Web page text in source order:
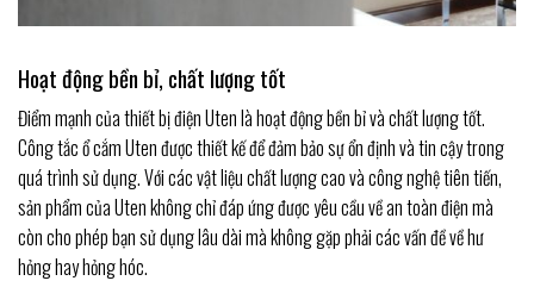
Hoạt động bền bỉ, chất lượng tốt
Điểm mạnh của thiết bị điện Uten là hoạt động bền bỉ và chất lượng tốt.
Công tắc ổ cắm Uten được thiết kế để đảm bảo sự ổn định và tin cậy trong
quá trình sử dụng. Với các vật liệu chất lượng cao và công nghệ tiên tiến,
sản phẩm của Uten không chỉ đáp ứng được yêu cầu về an toàn điện mà
còn cho phép bạn sử dụng lâu dài mà không gặp phải các vấn đề về hư
hỏng hay hỏng hóc.